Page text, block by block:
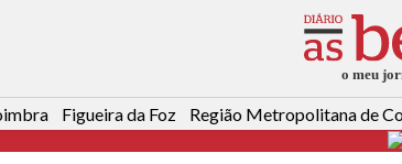
Figueira da Foz Região Metropolitana de